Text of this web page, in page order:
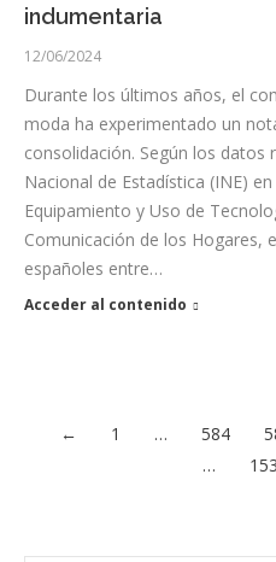
indumentaria
12/06/2024
Durante los últimos años, el
moda ha experimentado un
consolidación. Según los datos
Nacional de Estadística (INE)
Equipamiento y Uso de
Comunicación de los Hogares,
españoles entre…
Acceder al contenido
← 1 … 584
…